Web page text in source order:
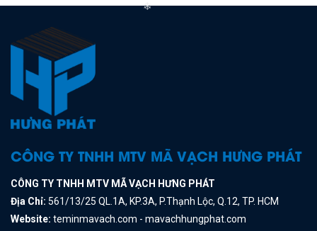
CÔNG TY TNHH MTV MÃ VẠCH HƯNG PHÁT
CÔNG TY TNHH MTV MÃ VẠCH HƯNG PHÁT
Địa Chỉ: 561/13/25 QL.1A, KP.3A, P.Thạnh Lộc, Q.12, TP. HCM
Website: teminmavach.com - mavachhungphat.com